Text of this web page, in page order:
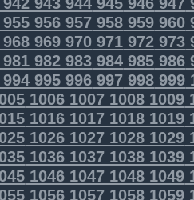
955 956 957 958 959 960
968 969 970 971 972 973
981 982 983 984 985 986
994 995 996 997 998 999
1006 1007 1008 1009
1016 1017 1018 1019
1026 1027 1028 1029
1036 1037 1038 1039
1046 1047 1048 1049
1056 1057 1058 1059